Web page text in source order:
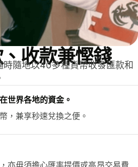
收款兼慳錢
時隨地以40多種貨幣收發匯款和
世界各地的資金。
，兼享秒速兌換之便。